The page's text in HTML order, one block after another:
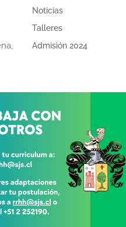
Noticias
Talleres
Admisión 2024